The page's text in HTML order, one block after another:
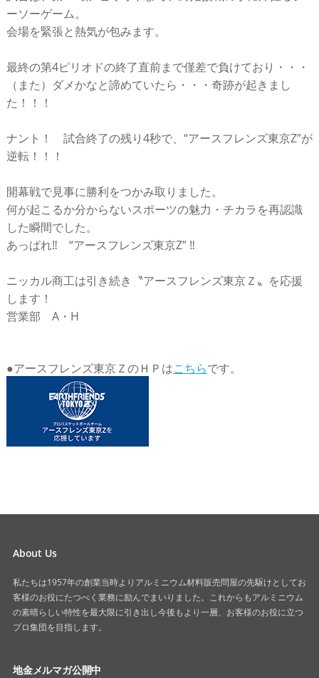
ーソーゲーム。
会場を緊張と熱気が包みます。
最終の第4ピリオドの終了直前まで僅差で負けており・・・
（また）ダメかなと諦めていたら・・・奇跡が起きまし
た！！！
ナント！ 試合終了の残り4秒で、“アースフレンズ東京Z”が
逆転！！！
開幕戦で見事に勝利をつかみ取りました。
何が起こるか分からないスポーツの魅力・チカラを再認識
した瞬間でした。
あっぱれ‼ “アースフレンズ東京Z” ‼
ニッカル商工は引き続き〝アースフレンズ東京Ｚ〟を応援
します！
営業部 A・H
●アースフレンズ東京ＺのＨＰはこちらです。
About Us
私たちは1957年の創業当時よりアルミニウム材料販売問屋の先駆けとしてお
客様のお役にたつべく業務に励んでまいりました。これからもアルミニウム
の素晴らしい特性を最大限に引き出し今後もより一層、お客様のお役に立つ
プロ集団を目指します。
地金メルマガ公開中